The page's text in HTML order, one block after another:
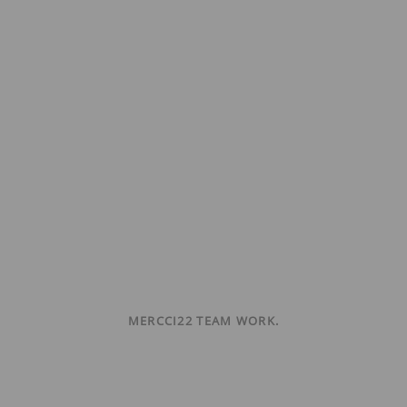
MERCCI22 TEAM WORK.